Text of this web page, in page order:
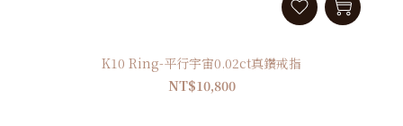
K10 Ring-平行宇宙0.02ct真鑽戒指
NT$10,800